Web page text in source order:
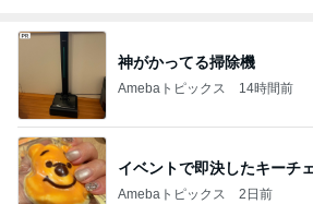
神がかってる掃除機
Amebaトピックス 14時間前
イベントで即決したキーチ
Amebaトピックス 2日前